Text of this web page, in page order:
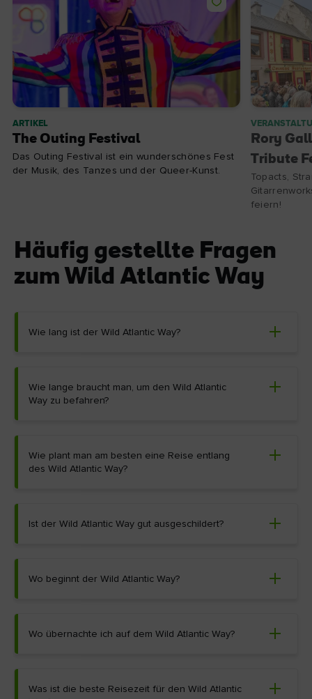
ARTIKEL
The Outing Festival
Das Outing Festival ist ein wunderschönes Fest
der Musik, des Tanzes und der Queer-Kunst.
Rory
Tribute
Topacts,
feiern!
Häufig gestellte Fragen
zum Wild Atlantic Way
Wie lang ist der Wild Atlantic Way?
Wie lange braucht man, um den Wild Atlantic
Way zu befahren?
Wie plant man am besten eine Reise entlang
des Wild Atlantic Way?
Ist der Wild Atlantic Way gut ausgeschildert?
Wo beginnt der Wild Atlantic Way?
Wo übernachte ich auf dem Wild Atlantic Way?
Was ist die beste Reisezeit für den Wild Atlantic